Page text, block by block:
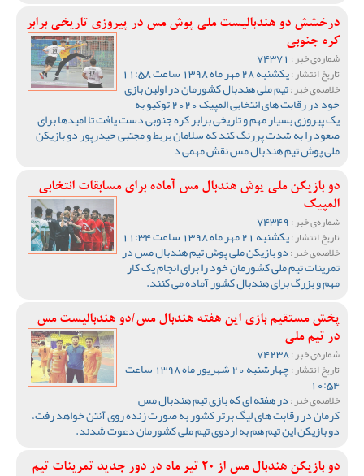
درخشش دو هندبالیست ملی پوش مس در پیروزی تاریخی برابر
کره جنوبی
شماره‌ی خبر :
تاریخ انتشار :یکشنبه 28 مهر ماه 1398 ساعت 11:58
خلاصه‌ی خبر :تیم ملی هندبال کشورمان در اولین بازی
خود در رقابت های انتخابی المپیک 2020 توکیو به
یک پیروزی بسیار مهم و تاریخی برابر کره جنوبی دست یافت تا امیدها برای
صعود را به شدت پررنگ کند که سلامان بربط و مجتبی حیدرپور دو بازیکن
ملی پوش تیم هندبال مس نقش مهمی د
دو بازیکن ملی پوش هندبال مس آماده برای مسابقات انتخابی
المپیک
شماره‌ی خبر :
تاریخ انتشار :یکشنبه 21 مهر ماه 1398 ساعت 11:34
خلاصه‌ی خبر :دو بازیکن ملی پوش تیم هندبال مس در
تمرینات تیم ملی کشورمان خود را برای انجام یک کار
مهم و بزرگ برای هندبال کشور آماده می کنند.
پخش مستقیم بازی این هفته هندبال مس/دو هندبالیست مس
در تیم ملی
شماره‌ی خبر :
تاریخ انتشار : چهارشنبه 20 شهریور ماه 1398 ساعت
10:54
خلاصه‌ی خبر :در هفته ای که بازی تیم هندبال مس
کرمان در رقابت های لیگ برتر کشور به صورت زنده روی آنتن خواهد رفت،
دو بازیکن این تیم هم به اردوی تیم ملی کشورمان دعوت شدند.
دو بازیکن هندبال مس از 20 تیر ماه در دور جدید تمرینات تیم